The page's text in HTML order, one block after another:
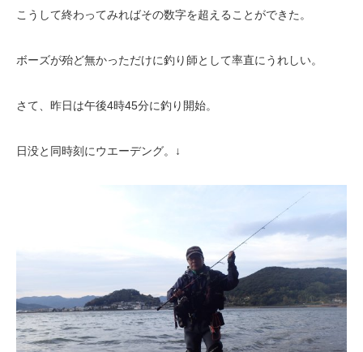
こうして終わってみればその数字を超えることができた。
ボーズが殆ど無かっただけに釣り師として率直にうれしい。
さて、昨日は午後4時45分に釣り開始。
日没と同時刻にウエーデング。↓